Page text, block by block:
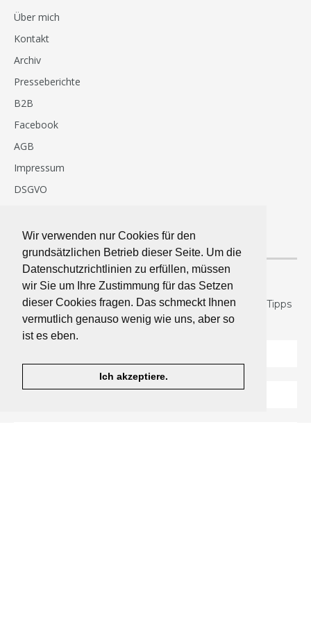
Wir verwenden nur Cookies für den
grundsätzlichen Betrieb dieser Seite. Um die
Datenschutzrichtlinien zu erfüllen, müssen
wir Sie um Ihre Zustimmung für das Setzen
dieser Cookies fragen. Das schmeckt Ihnen
vermutlich genauso wenig wie uns, aber so
ist es eben.
Ich akzeptiere.
Über mich
Kontakt
Archiv
Presseberichte
B2B
Facebook
AGB
Impressum
DSGVO
Hier gibt’s regelmäßig mehr essenzielles.
Neuanmeldungen belohnen wir jetzt mit 26 best of Tipps
zum Abnehmen.